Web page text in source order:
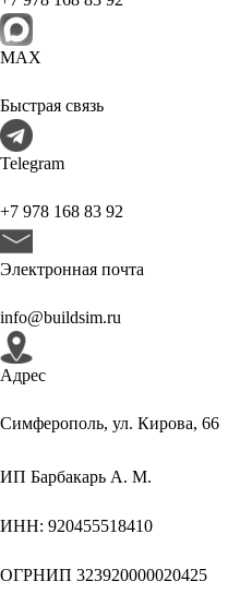
МАХ
Быстрая связь
Telegram
+7 978 168 83 92
Электронная почта
info@buildsim.ru
Адрес
Симферополь, ул. Кирова, 66
ИП Барбакарь А. М.
ИНН: 920455518410
ОГРНИП 323920000020425